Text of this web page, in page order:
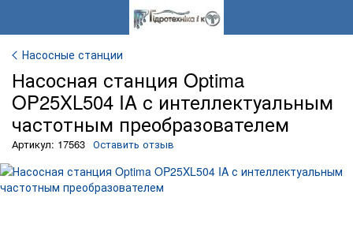
Насосные станции
Насосная станция Optima
OP25XL504 IA с интеллектуальным
частотным преобразователем
Артикул: 17563 Оставить отзыв